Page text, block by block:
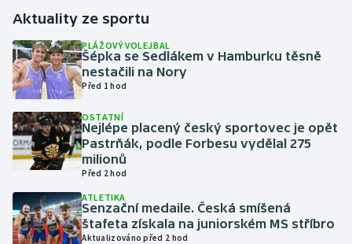
Golf
Gymnastika
Házená
Jezdectví
Judo
Krasobruslení
Aktuality ze sportu
PLÁŽOVÝ VOLEJBAL
Šépka se Sedlákem v Hamburku těsně
nestačili na Nory
Před 1 hod
OSTATNÍ
Nejlépe placený český sportovec je opět
Pastrňák, podle Forbesu vydělal 275
milionů
Před 2 hod
ATLETIKA
Senzační medaile. Česká smíšená
štafeta získala na juniorském MS stříbro
Aktualizováno před 2 hod